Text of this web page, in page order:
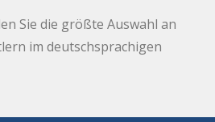
Sie die größte Auswahl an
im deutschsprachigen